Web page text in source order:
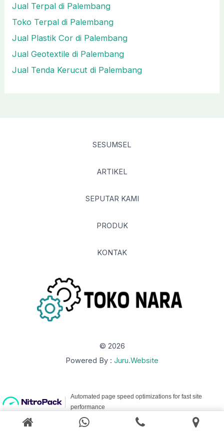
Jual Terpal di Palembang
Toko Terpal di Palembang
Jual Plastik Cor di Palembang
Jual Geotextile di Palembang
Jual Tenda Kerucut di Palembang
SESUMSEL
ARTIKEL
SEPUTAR KAMI
PRODUK
KONTAK
© 2026
Powered By : Juru.Website